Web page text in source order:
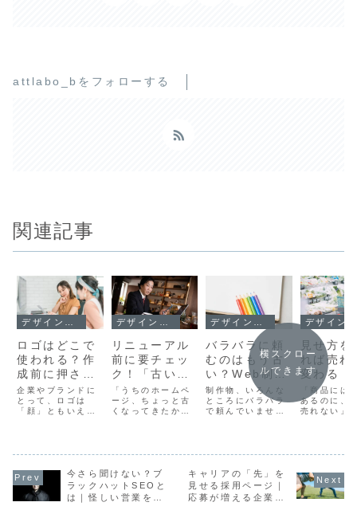
attlabo_bをフォローする
関連記事
デザインとUX
ロゴはどこで
使われる？作
成前に押さえ
ておきたい用
途と役割
企業やブランドに
とって、ロゴは
「顔」ともいえる
ざまな場面で使用
されるため、単に
デザインの美しさ
だけでなく、「ど
デザインとUX
リニューアル
前に要チェッ
ク！「古いサ
イト」に共通
するデザイン
のNGポイン
「うちのホームペ
ージ、ちょっと古
くなってきたか
し、「古さ」とは
必ずしもデザイン
の見た目だけを指
すわけではありま
デザインとUX
バラバラに頼
むのはもう古
い？Web制作
と印刷物・動
画を一括で依
頼すべき理由
制作物、いろんな
ところにバラバラ
で頼んでいません
ト、看板や動画と
いった“複数のメデ
ィア”を使い分ける
のは、いまや当た
見せ方を
れば売れ
変わる！
経路別
ト最適化
スメ
「商品には
あるのに、
売れない」
ことがある
はないでし
か。 その原
横スクロー
ルできます
今さら聞けない？ブ
ラックハットSEOと
は｜怪しい営業を見
キャリアの「先」を
見せる採用ページ｜
応募が増える企業の